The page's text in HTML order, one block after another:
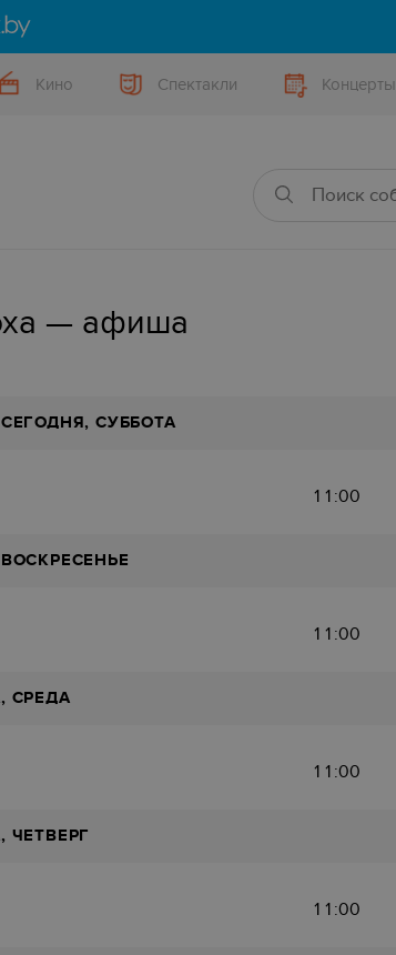
Кино Спектакли Концерты
— афиша
СУББОТА
11:00
11:00
СРЕДА
11:00
ЧЕТВЕРГ
11:00